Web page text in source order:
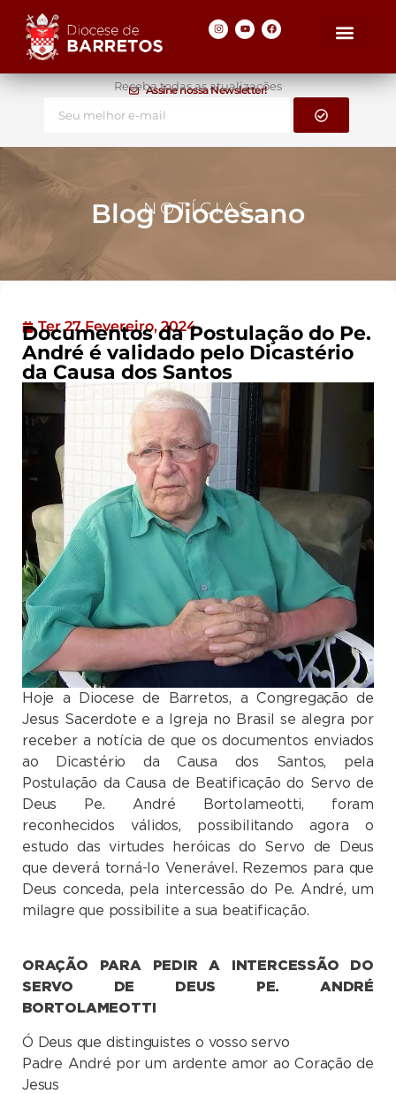
Assine nossa Newsletter!
Receba todas as atualizações
NOTÍCIAS
Blog Diocesano
Ter 27 Fevereiro, 2024
Documentos da Postulação do Pe.
André é validado pelo Dicastério
da Causa dos Santos
Hoje a Diocese de Barretos, a Congregação de
Jesus Sacerdote e a Igreja no Brasil se alegra por
receber a notícia de que os documentos enviados
ao Dicastério da Causa dos Santos, pela
Postulação da Causa de Beatificação do Servo de
Deus Pe. André Bortolameotti, foram
reconhecidos válidos, possibilitando agora o
estudo das virtudes heróicas do Servo de Deus
que deverá torná-lo Venerável. Rezemos para que
Deus conceda, pela intercessão do Pe. André, um
milagre que possibilite a sua beatificação.
ORAÇÃO PARA PEDIR A INTERCESSÃO DO
SERVO DE DEUS PE. ANDRÉ
Ó Deus que distinguistes o vosso servo
Padre André por um ardente amor ao Coração de
Jesus